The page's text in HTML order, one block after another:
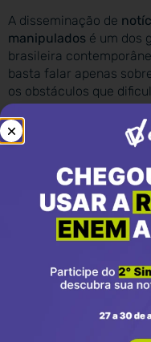
A disseminação de
manipulados é um dos
brasileira
basta falar apenas
os obstáculos que
Entre os principais
midiática, o uso intenso
favorecem a
Além disso, há
digital sem ferir a
A reflexão pode
de cidadãos críticos,
manipulações. Propor
pensamento crítico e
mais saudável é